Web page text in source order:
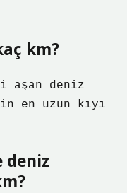
km?
aşan deniz
en uzun kıyı
deniz